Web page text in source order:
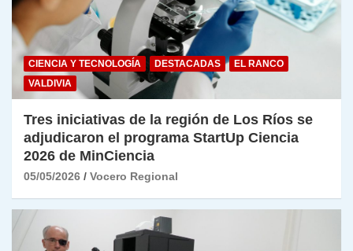
CIENCIA Y TECNOLOGÍA DESTACADAS
EL RANCO
VALDIVIA
Tres iniciativas de la región de Los Ríos se
adjudicaron el programa StartUp Ciencia
2026 de MinCiencia
05/05/2026 Vocero Regional